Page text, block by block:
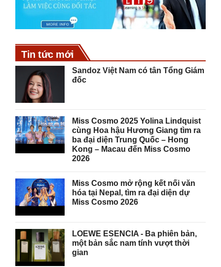
Tin tức mới
Sandoz Việt Nam có tân Tổng Giám
đốc
Miss Cosmo 2025 Yolina Lindquist
cùng Hoa hậu Hương Giang tìm ra
ba đại diện Trung Quốc – Hong
Kong – Macau đến Miss Cosmo
2026
Miss Cosmo mở rộng kết nối văn
hóa tại Nepal, tìm ra đại diện dự
Miss Cosmo 2026
LOEWE ESENCIA - Ba phiên bản,
một bản sắc nam tính vượt thời
gian